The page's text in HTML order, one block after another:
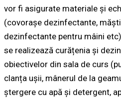
vor fi asigurate materiale și
(covorașe dezinfectante,
dezinfectante pentru mâini
se realizează curățenia și
obiectivelor din sala de curs
clanța ușii, mânerul de la
ștergere cu apă și detergent,